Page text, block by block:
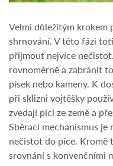
Velmi důležitým krokem
shrnování. V této fázi
přijmout nejvíce
rovnoměrně a zabránit
písek nebo kameny. K
při sklizni vojtěšky
zvedají píci ze země a
Sběrací mechanismus
nečistot do píce. Kromě
srovnání s konvenčními